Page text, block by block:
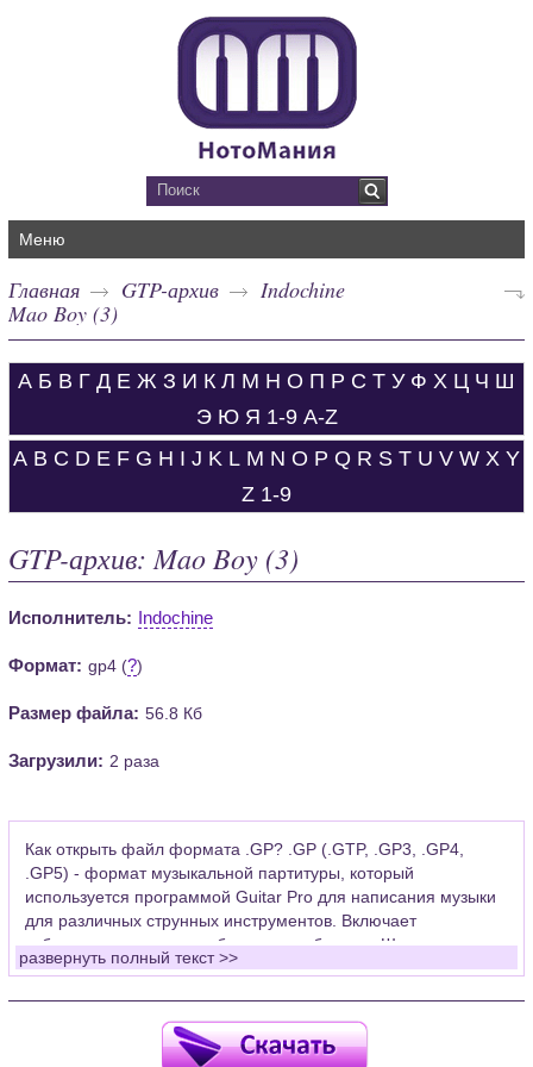
Меню
Главная GTP-архив
Indochine
Mao Boy (3)
А Б В Г Д Е Ж З И К Л М Н О П Р С Т У Ф Х Ц Ч Ш
Э Ю Я 1-9 A-Z
A B C D E F G H I J K L M N O P Q R S T U V W X Y
Z 1-9
GTP-архив: Mao Boy (3)
Исполнитель: Indochine
Формат: gp4 (?)
Размер файла: 56.8 Кб
Загрузили: 2 раза
Как открыть файл формата .GP? .GP (.GTP, .GP3, .GP4,
.GP5) - формат музыкальной партитуры, который
используется программой Guitar Pro для написания музыки
для различных струнных инструментов. Включает
табулатуры для гитары, бас-гитары, банджо. Широко
применяется для создания партитур, которые затем
Для открытия нот этого формата Вам необходимо
установить у себя на рабочем компьютере программу Guitar
развернуть полный текст >>